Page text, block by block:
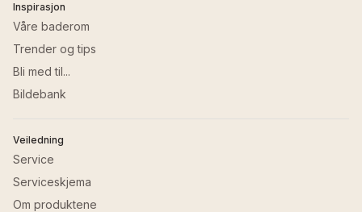
Inspirasjon
Våre baderom
Trender og tips
Bli med til...
Bildebank
Veiledning
Service
Serviceskjema
Om produktene